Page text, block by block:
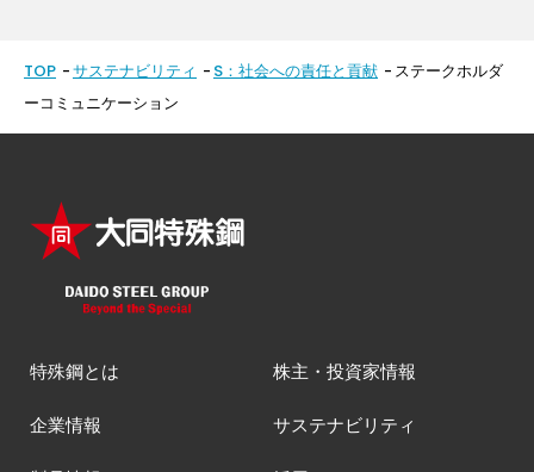
TOP サステナビリティ S：社会への責任と貢献
ステークホルダ
ーコミュニケーション
特殊鋼とは
企業情報
株主・投資家情報
サステナビリティ